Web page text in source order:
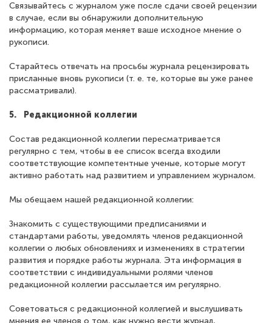
Связывайтесь с журналом уже после сдачи своей рецензии
в случае, если вы обнаружили дополнительную
информацию, которая меняет ваше исходное мнение о
рукописи.
Старайтесь отвечать на просьбы журнала рецензировать
присланные вновь рукописи (т. е. те, которые вы уже ранее
рассматривали).
5. Редакционной коллегии
Состав редакционной коллегии пересматривается
регулярно с тем, чтобы в ее список всегда входили
соответствующие компетентные ученые, которые могут
активно работать над развитием и управлением журналом.
Мы обещаем нашей редакционной коллегии:
Знакомить с существующими предписаниями и
стандартами работы, уведомлять членов редакционной
коллегии о любых обновлениях и изменениях в стратегии
развития и порядке работы журнала. Эта информация в
соответствии с индивидуальными ролями членов
редакционной коллегии рассылается им регулярно.
Советоваться с редакционной коллегией и выслушивать
мнения ее членов о том, как нужно вести журнал,